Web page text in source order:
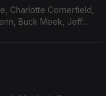
Charlotte Cornerfield,
Buck Meek, Jeff